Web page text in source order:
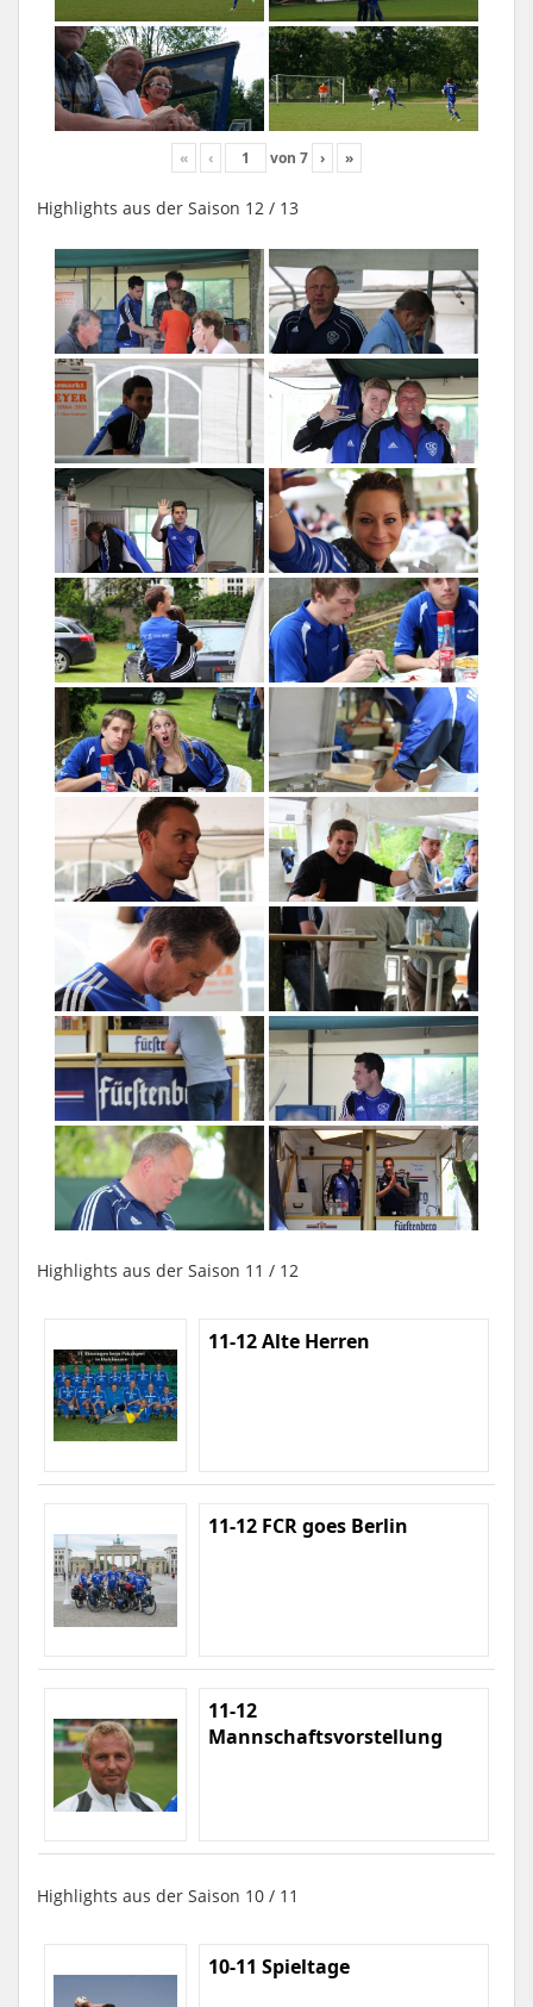
« ‹ von 7 › »
Highlights aus der Saison 12 / 13
Highlights aus der Saison 11 / 12
11-12 Alte Herren
11-12 FCR goes Berlin
11-12
Mannschaftsvorstellung
Highlights aus der Saison 10 / 11
10-11 Spieltage